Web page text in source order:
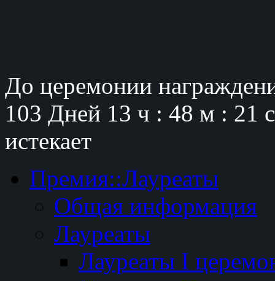
До церемонии
103 Дней 13 ч : 48 м : 20
истекает
Премия::Лауреаты
Общая информация
Лауреаты
Лауреаты I